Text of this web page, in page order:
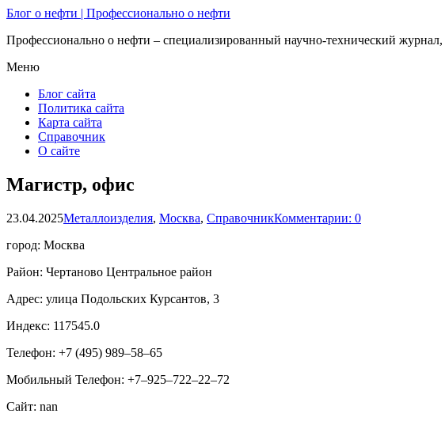
Блог о нефти | Профессионально о нефти
Профессионально о нефти – специализированный научно-технический
Меню
Блог сайта
Политика сайта
Карта сайта
Справочник
О сайте
Магистр, офис
23.04.2025Металлоизделия, Москва, СправочникКомментарии: 0
город: Москва
Район: Чертаново Центральное район
Адрес: улица Подольских Курсантов, 3
Индекс: 117545.0
Телефон: +7 (495) 989‒58‒65
Мобильный Телефон: +7‒925‒722‒22‒72
Сайт: nan